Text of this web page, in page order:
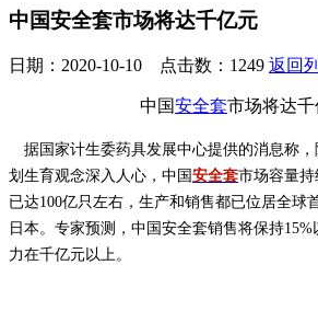
中国安全套市场将达千亿元
日期：2020-10-10 点击数： 1249 返回
中国安全套市场将达千
据国家计生委药具发展中心提供的消息称
划生育观念深入人心，中国 安全套市场容量持
已达100亿只左右，生产和销售都已位居全球
日本。专家预测，中国安全套销售将保持15%
力在千亿元以上。